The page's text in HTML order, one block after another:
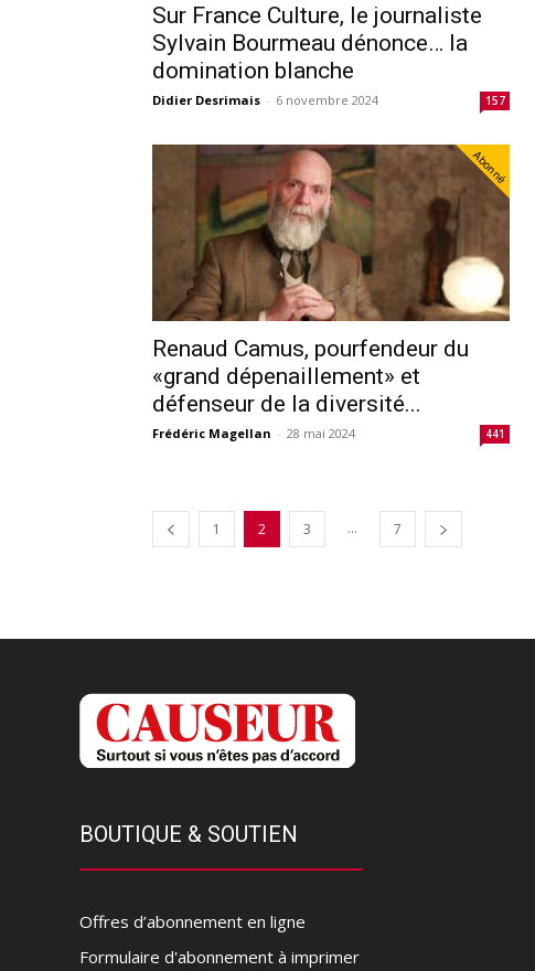
Sur France Culture, le journaliste
Sylvain Bourmeau dénonce… la
domination blanche
Didier Desrimais - 6 novembre 2024 157
Abonné
Renaud Camus, pourfendeur du
«grand dépenaillement» et
défenseur de la diversité...
Frédéric Magellan - 28 mai 2024 441
1 2 3 ... 7
BOUTIQUE & SOUTIEN
Offres d’abonnement en ligne
Formulaire d'abonnement à imprimer